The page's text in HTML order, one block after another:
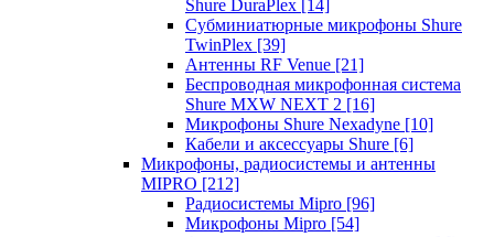
Shure DuraPlex [14]
Субминиатюрные микрофоны Shure
TwinPlex [39]
Антенны RF Venue [21]
Беспроводная микрофонная система
Shure MXW NEXT 2 [16]
Микрофоны Shure Nexadyne [10]
Кабели и аксессуары Shure [6]
Микрофоны, радиосистемы и антенны
MIPRO [212]
Радиосистемы Mipro [96]
Микрофоны Mipro [54]